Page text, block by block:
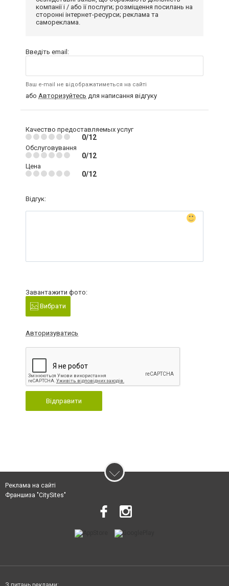
компанії і / або її послуги; розміщення посилань на
сторонні інтернет-ресурси; реклама та
самореклама.
Введіть email:
Ваш e-mail не відображатиметься на сайті
або Авторизуйтесь для написання відгуку
Качество предоставляемых услуг
0/12
Обслуговування
0/12
Цена
0/12
Відгук:
Завантажити фото:
Вибрати
Авторизуватись
Відправити
Реклама на сайті
Франшиза "CitySites"